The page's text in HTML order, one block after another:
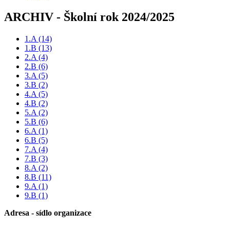
ARCHIV - Školní rok 2024/2025
1.A (14)
1.B (13)
2.A (4)
2.B (6)
3.A (5)
3.B (2)
4.A (5)
4.B (2)
5.A (2)
5.B (6)
6.A (1)
6.B (5)
7.A (4)
7.B (3)
8.A (2)
8.B (11)
9.A (1)
9.B (1)
Adresa - sídlo organizace